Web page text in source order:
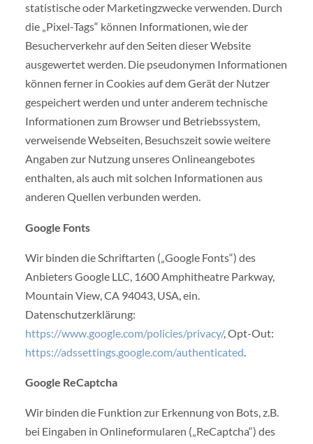
statistische oder Marketingzwecke verwenden. Durch
die „Pixel-Tags“ können Informationen, wie der
Besucherverkehr auf den Seiten dieser Website
ausgewertet werden. Die pseudonymen Informationen
können ferner in Cookies auf dem Gerät der Nutzer
gespeichert werden und unter anderem technische
Informationen zum Browser und Betriebssystem,
verweisende Webseiten, Besuchszeit sowie weitere
Angaben zur Nutzung unseres Onlineangebotes
enthalten, als auch mit solchen Informationen aus
anderen Quellen verbunden werden.
Google Fonts
Wir binden die Schriftarten („Google Fonts“) des
Anbieters Google LLC, 1600 Amphitheatre Parkway,
Mountain View, CA 94043, USA, ein.
Datenschutzerklärung:
https://www.google.com/policies/privacy/, Opt-Out:
https://adssettings.google.com/authenticated
Google ReCaptcha
Wir binden die Funktion zur Erkennung von Bots, z.B.
bei Eingaben in Onlineformularen („ReCaptcha“) des